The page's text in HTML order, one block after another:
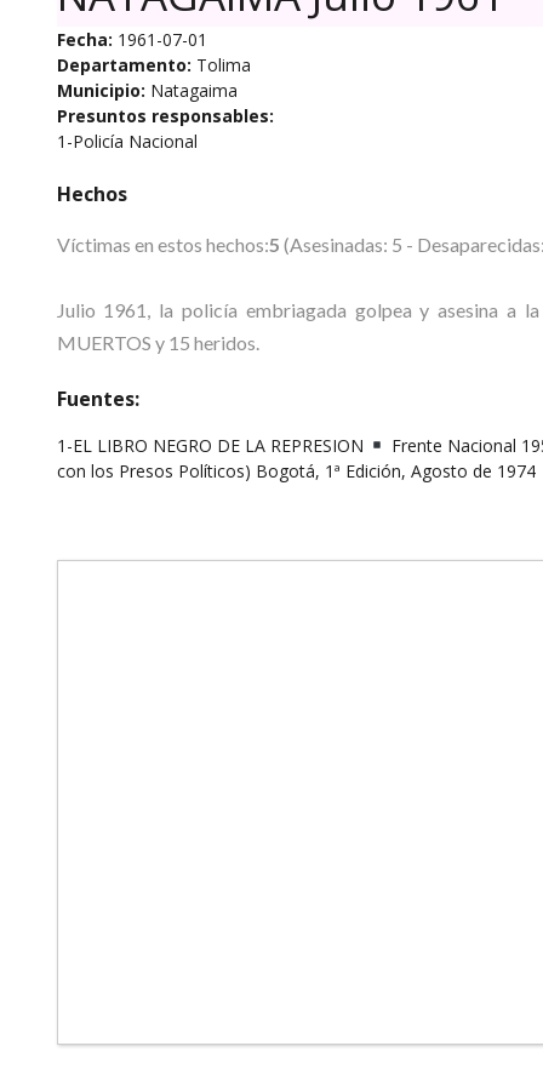
Fecha: 1961-07-01
Departamento: Tolima
Municipio: Natagaima
Presuntos responsables:
1-Policía Nacional
Hechos
Víctimas en estos hechos:5 (Asesinadas: 5 -
Julio 1961, la policía embriagada golpea y asesina a
MUERTOS y 15 heridos.
Fuentes:
1-EL LIBRO NEGRO DE LA REPRESION
Frente Nacional
con los Presos Políticos) Bogotá, 1ª Edición, Agosto de 1974